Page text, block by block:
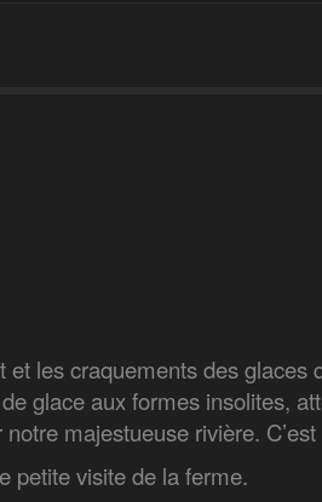
temps s'arrête...
et les craquements des
glace aux formes insolites,
majestueuse rivière.
petite visite de la ferme.